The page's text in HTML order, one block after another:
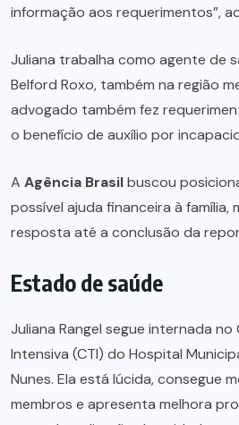
informação aos requerimentos”,
Juliana trabalha como agente de
Belford Roxo, também na região
advogado também fez
o benefício de auxílio por
A Agência Brasilbuscou
possível ajuda financeira à família,
resposta até a conclusão da
Estado de saúde
Juliana Rangel segue internada
Intensiva (CTI) do Hospital
Nunes. Ela está lúcida, consegue
membros e apresenta melhora